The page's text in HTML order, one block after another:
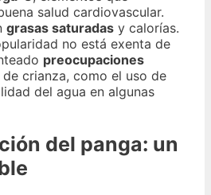
salud cardiovascular.
grasas saturadas y calorías.
no está exenta de
preocupaciones
crianza, como el uso de
del agua en algunas
del panga: un